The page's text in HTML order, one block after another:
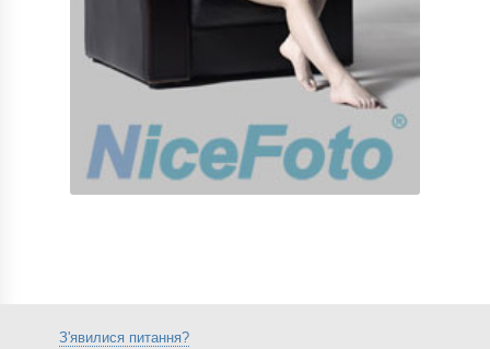
З'явилися питання?